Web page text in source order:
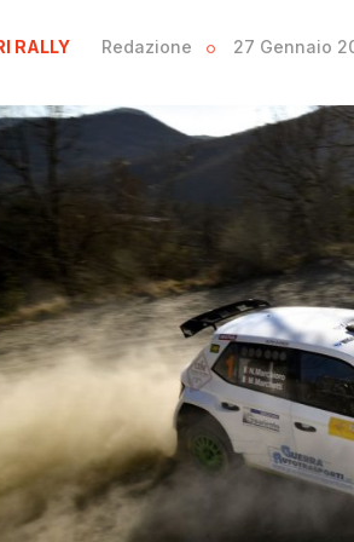
RALLY Redazione 27 Gennaio